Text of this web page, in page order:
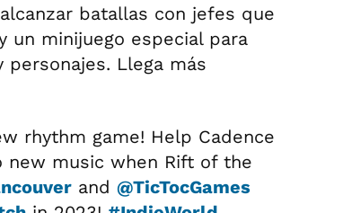
batallas con jefes que
un minijuego especial para
Llega más
rhythm game! Help Cadence
music when Rift of the
and @TicTocGames